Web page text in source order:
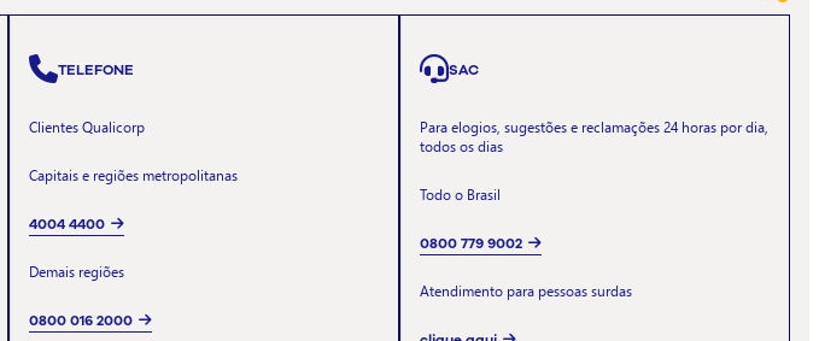
TELEFONE
Clientes Qualicorp
Capitais e regiões metropolitanas
4004 4400
Demais regiões
0800 016 2000
SAC
Para elogios, sugestões e reclamações 24 horas por dia,
todos os dias
Todo o Brasil
0800 779 9002
Atendimento para pessoas surdas